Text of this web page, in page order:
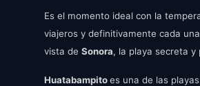
Es el momento ideal con la
viajeros y definitivamente cada
vista de Sonora, la playa secreta y
Huatabampitoes una de las